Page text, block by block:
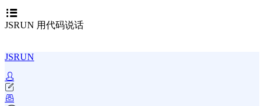
JSRUN 用代码说话
JSRUN